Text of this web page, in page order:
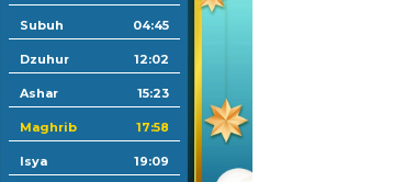
Subuh 04:45
Dzuhur 12:02
Ashar 15:23
Maghrib 17:58
Isya 19:09